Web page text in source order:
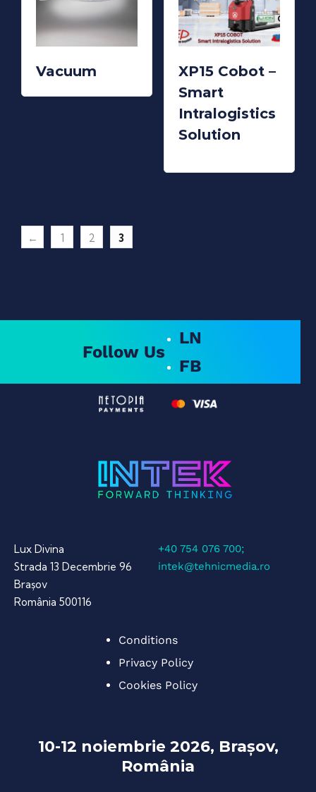
Vacuum
XP15 Cobot –
Smart
Intralogistics
Solution
← 1 2 3
Follow Us
LN
FB
Lux Divina
Strada 13 Decembrie 96
Brașov
România 500116
+40 754 076 700;
intek@tehnicmedia.ro
Conditions
Privacy Policy
Cookies Policy
10-12 noiembrie 2026, Brașov,
România